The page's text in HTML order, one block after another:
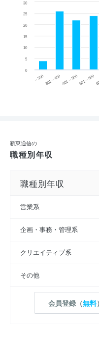
~ 300 301 ~ 400 401 ~ 500501 ~ 600
0
5
10
15
20
25
30
新東通信の
職種別年収
職種別年収
営業系
企画・事務・管理系
クリエイティブ系
その他
会員登録（無料